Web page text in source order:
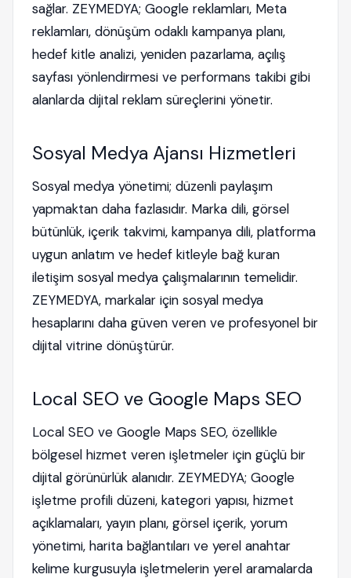
sağlar. ZEYMEDYA; Google reklamları, Meta
reklamları, dönüşüm odaklı kampanya planı,
hedef kitle analizi, yeniden pazarlama, açılış
sayfası yönlendirmesi ve performans takibi gibi
alanlarda dijital reklam süreçlerini yönetir.
Sosyal Medya Ajansı Hizmetleri
Sosyal medya yönetimi; düzenli paylaşım
yapmaktan daha fazlasıdır. Marka dili, görsel
bütünlük, içerik takvimi, kampanya dili, platforma
uygun anlatım ve hedef kitleyle bağ kuran
iletişim sosyal medya çalışmalarının temelidir.
ZEYMEDYA, markalar için sosyal medya
hesaplarını daha güven veren ve profesyonel bir
dijital vitrine dönüştürür.
Local SEO ve Google Maps SEO
Local SEO ve Google Maps SEO, özellikle
bölgesel hizmet veren işletmeler için güçlü bir
dijital görünürlük alanıdır. ZEYMEDYA; Google
işletme profili düzeni, kategori yapısı, hizmet
açıklamaları, yayın planı, görsel içerik, yorum
yönetimi, harita bağlantıları ve yerel anahtar
kelime kurgusuyla işletmelerin yerel aramalarda